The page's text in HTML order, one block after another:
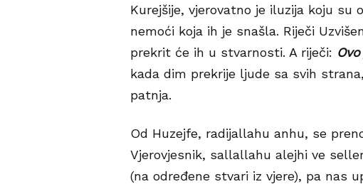
Kurejšije, vjerovatno je iluzija koju
nemoći koja ih je snašla. Riječi
prekrit će ih u stvarnosti. A riječi:
kada dim prekrije ljude sa svih
patnja.
Od Huzejfe, radijallahu anhu, se
Vjerovjesnik, sallallahu alejhi ve
(na određene stvari iz vjere), pa nas